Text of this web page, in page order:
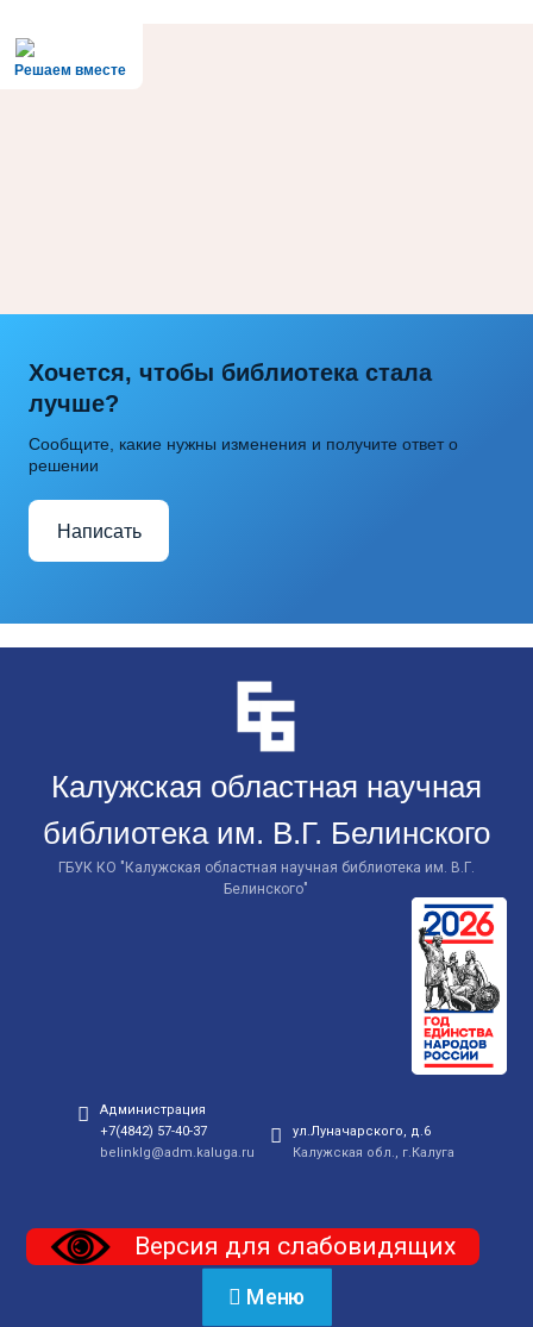
Решаем вместе
Хочется, чтобы библиотека стала
лучше?
Сообщите, какие нужны изменения и получите ответ о
решении
Написать
Калужская областная научная
библиотека им. В.Г. Белинского
ГБУК КО "Калужская областная научная библиотека им. В.Г.
Белинского"
Администрация
+7(4842) 57-40-37
belinklg@adm.kaluga.ru
ул.Луначарского, д.6
Калужская обл., г.Калуга
Версия для слабовидящих
Меню